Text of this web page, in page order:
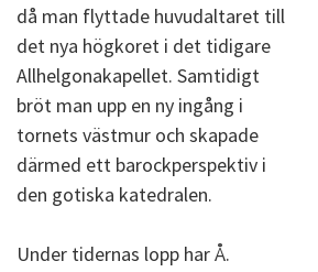
då man flyttade huvudaltaret till
det nya högkoret i det tidigare
Allhelgonakapellet. Samtidigt
bröt man upp en ny ingång i
tornets västmur och skapade
därmed ett barockperspektiv i
den gotiska katedralen.
Under tidernas lopp har Å.